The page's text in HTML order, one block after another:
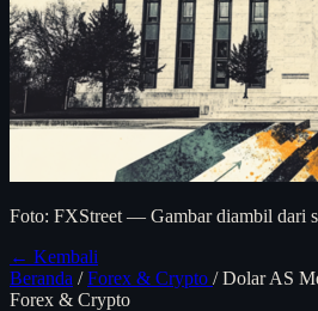
Foto: FXStreet — Gambar diambil dari
← Kembali
Beranda / Forex & Crypto / Dolar AS
Forex & Crypto